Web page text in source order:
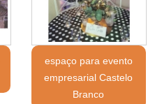
espaço para evento
empresarial Castelo
Branco